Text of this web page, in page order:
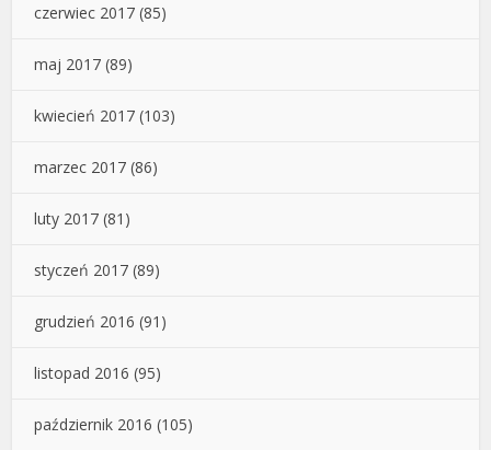
czerwiec 2017 (85)
maj 2017 (89)
kwiecień 2017 (103)
marzec 2017 (86)
luty 2017 (81)
styczeń 2017 (89)
grudzień 2016 (91)
listopad 2016 (95)
październik 2016 (105)